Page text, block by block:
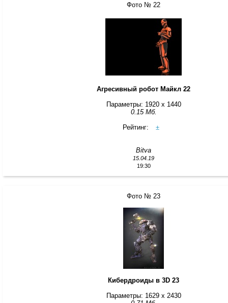
Фото № 22
Агресивный робот Майкл 22
Параметры: 1920 x 1440
0.15 Мб.
Рейтинг:
±
Bitva
15.04.19
19:30
Фото № 23
Кибердроиды в 3D 23
Параметры: 1629 x 2430